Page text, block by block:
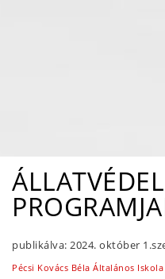
publikálva: 2024. október 1.
Pécsi Kovács Béla Általános Iskola